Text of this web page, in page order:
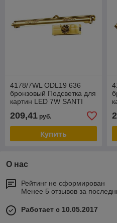
4178/7WL ODL19 636
бронзовый Подсветка для
картин LED 7W SANTI
209,41 руб.
Купить
О нас
Рейтинг не сформирован
Менее 5 отзывов за
Работает с 10.05.2017